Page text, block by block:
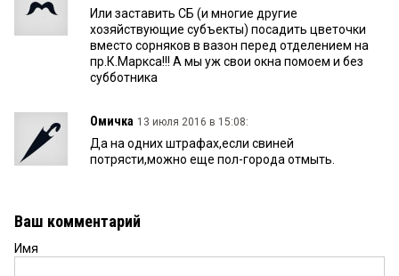
Или заставить СБ (и многие другие
хозяйствующие субъекты) посадить цветочки
вместо сорняков в вазон перед отделением на
пр.К.Маркса!!! А мы уж свои окна помоем и без
субботника
Омичка 13 июля 2016 в 15:08:
Да на одних штрафах,если свиней
потрясти,можно еще пол-города отмыть.
Ваш комментарий
Имя